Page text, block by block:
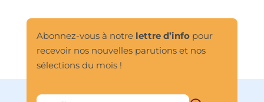
Abonnez-vous à notre lettre d’infopour
recevoir nos nouvelles parutions et nos
sélections du mois !